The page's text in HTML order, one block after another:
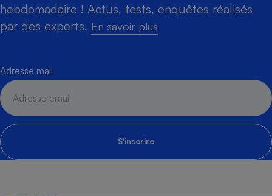
hebdomadaire ! Actus, tests, enquêtes réalisés
par des experts. En savoir plus
Adresse mail
S'inscrire